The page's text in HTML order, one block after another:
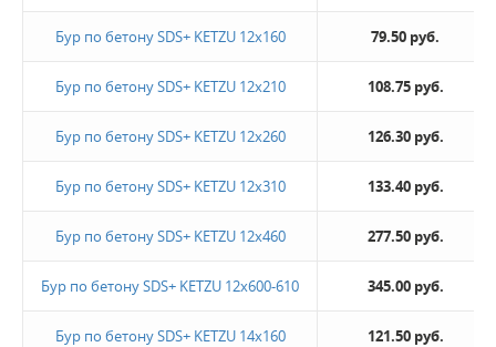
Бур по бетону SDS+ KETZU 12х160 79.50 руб.
Бур по бетону SDS+ KETZU 12х210 108.75 руб.
Бур по бетону SDS+ KETZU 12х260 126.30 руб.
Бур по бетону SDS+ KETZU 12х310 133.40 руб.
Бур по бетону SDS+ KETZU 12х460 277.50 руб.
Бур по бетону SDS+ KETZU 12х600-610 345.00 руб.
Бур по бетону SDS+ KETZU 14х160 121.50 руб.